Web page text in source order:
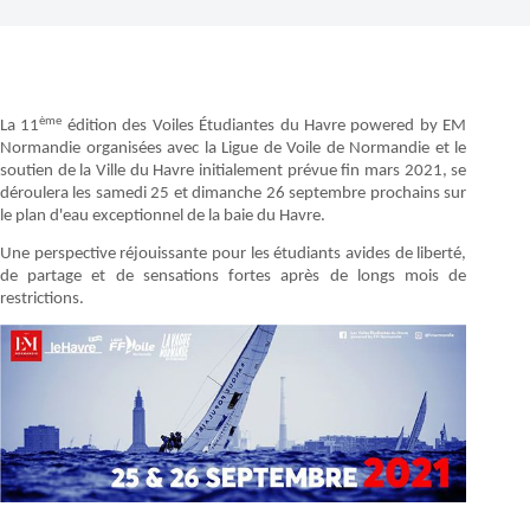
La 11ème édition des Voiles Étudiantes du Havre powered by EM
Normandie organisées avec la Ligue de Voile de Normandie et le
soutien de la Ville du Havre initialement prévue fin mars 2021, se
déroulera les samedi 25 et dimanche 26 septembre prochains sur
le plan d'eau exceptionnel de la baie du Havre.
Une perspective réjouissante pour les étudiants avides de liberté,
de partage et de sensations fortes après de longs mois de
restrictions.